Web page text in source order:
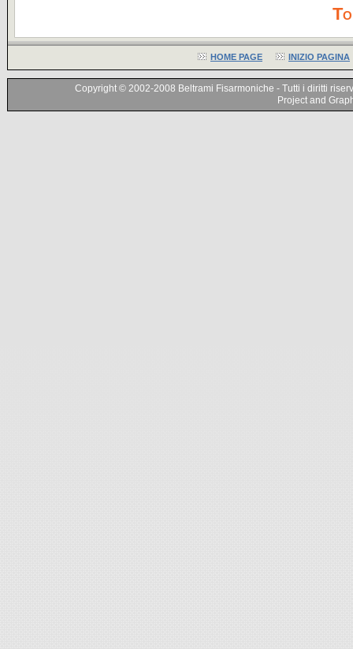
HOME PAGE INIZIO PAGINA
Copyright © 2002-2008 Beltrami Fisarmoniche - Tutti i diritti
Project and